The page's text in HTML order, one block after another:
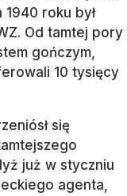
1940 roku był
Od tamtej pory
gończym,
10 tysięcy
się
już w styczniu
agenta,